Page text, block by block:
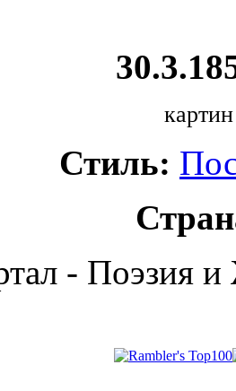
Стиль:
- Поэзия